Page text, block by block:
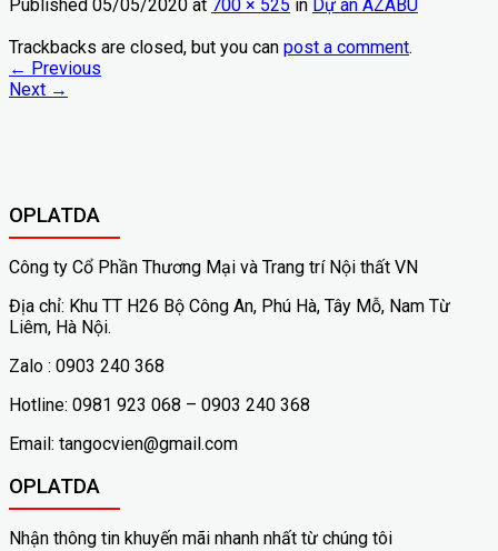
Published 05/05/2020 at 700 × 525 in Dự án AZABU
Trackbacks are closed, but you can post a comment.
← Previous
Next →
OPLATDA
Công ty Cổ Phần Thương Mại và Trang trí Nội thất VN
Địa chỉ: Khu TT H26 Bộ Công An, Phú Hà, Tây Mỗ, Nam Từ
Liêm, Hà Nội.
Zalo : 0903 240 368
Hotline: 0981 923 068 – 0903 240 368
Email: tangocvien@gmail.com
OPLATDA
Nhận thông tin khuyến mãi nhanh nhất từ chúng tôi